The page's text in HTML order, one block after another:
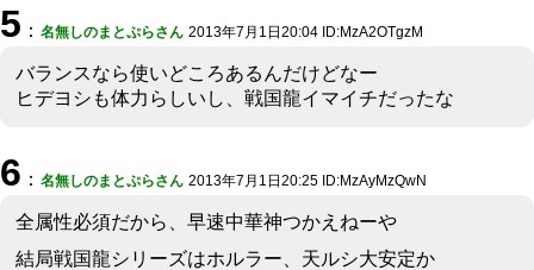
5 ： 名無しのまとぷらさん 2013年7月1日20:04 ID:MzA2OTgzM
バランスなら使いどころあるんだけどなー
ヒデヨシも体力らしいし、戦国龍イマイチだったな
6 ： 名無しのまとぷらさん 2013年7月1日20:25 ID:MzAyMzQwN
全属性必須だから、早速中華神つかえねーや
結局戦国龍シリーズはホルラー、天ルシ大安定か